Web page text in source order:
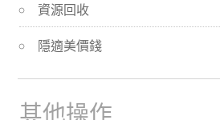
資源回收
隱適美價錢
其他操作